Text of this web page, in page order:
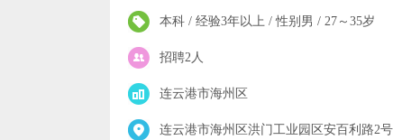
本科 / 经验3年以上 / 性别男 / 27～35岁
招聘2人
连云港市海州区
连云港市海州区洪门工业园区安百利路2号